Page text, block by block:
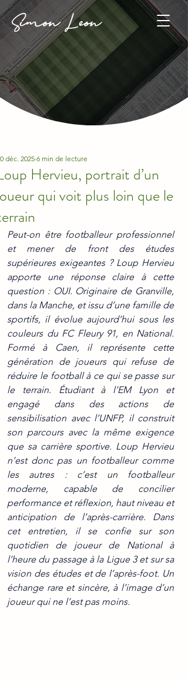
Hervieu, portrait d’un
qui voit plus loin que le
déc. 2025 6 min de lecture
Peut-on être footballeur professionnel
et mener de front des études
supérieures exigeantes ? Loup Hervieu
apporte une réponse claire à cette
question : OUI. Originaire de Granville,
dans la Manche, et issu d’une famille de
sportifs, il évolue aujourd’hui sous les
couleurs du FC Fleury 91, en National.
Formé à Caen, il représente cette
génération de joueurs qui refuse de
réduire le football à ce qui se passe sur
le terrain. Étudiant à l’EM Lyon et
engagé dans des actions de
sensibilisation avec l’UNFP, il construit
son parcours avec la même exigence
que sa carrière sportive. Loup Hervieu
n’est donc pas un footballeur comme
les autres : c’est un footballeur
moderne, capable de concilier
performance et réflexion, haut niveau et
anticipation de l’après-carrière. Dans
cet entretien, il se confie sur son
quotidien de joueur de National à
l’heure du passage à la Ligue 3 et sur sa
vision des études et de l’après-foot. Un
échange rare et sincère, à l’image d’un
joueur qui ne l’est pas moins.